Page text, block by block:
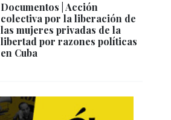
Documentos | Acción
colectiva por la liberación de
las mujeres privadas de la
libertad por razones políticas
en Cuba